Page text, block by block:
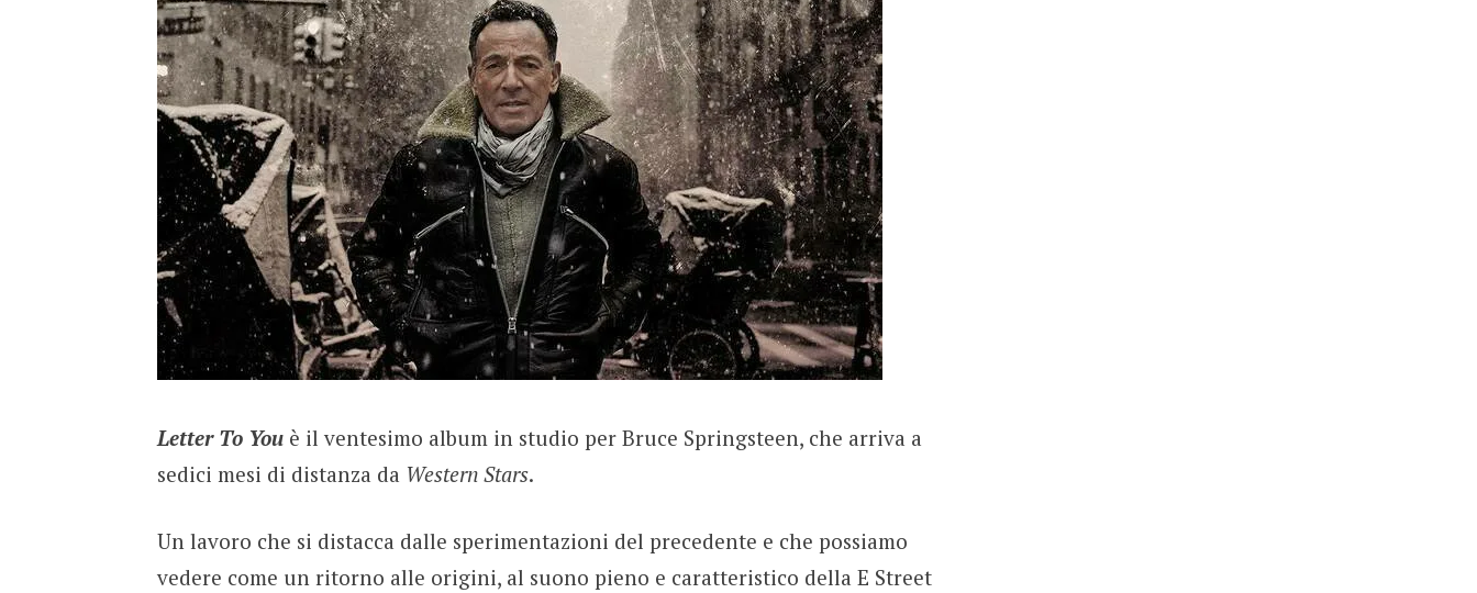
Letter To Youè il ventesimo album in studio per Bruce Springsteen, che arriva a
sedici mesi di distanza da Western Stars.
Un lavoro che si distacca dalle sperimentazioni del precedente e che possiamo
vedere come un ritorno alle origini, al suono pieno e caratteristico della E Street